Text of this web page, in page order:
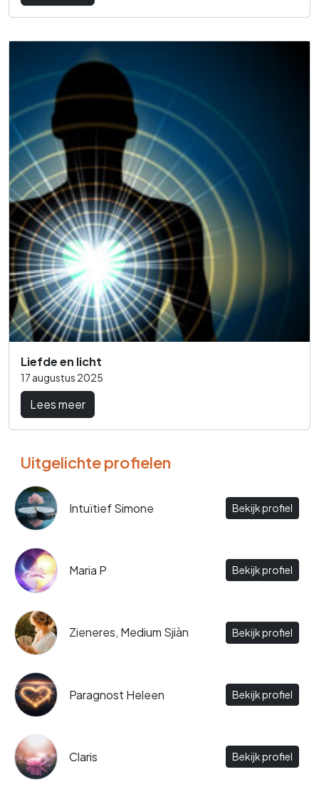
Liefde en licht
17 augustus 2025
Lees meer
Uitgelichte profielen
Intuïtief Simone Bekijk profiel
Maria P Bekijk profiel
Zieneres, Medium Sjiàn Bekijk profiel
Paragnost Heleen Bekijk profiel
Claris Bekijk profiel